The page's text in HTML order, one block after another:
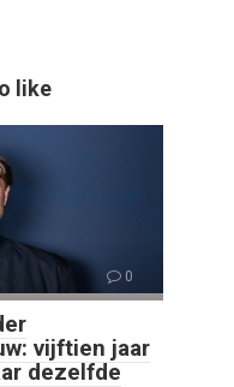
like
0
vijftien jaar
dezelfde